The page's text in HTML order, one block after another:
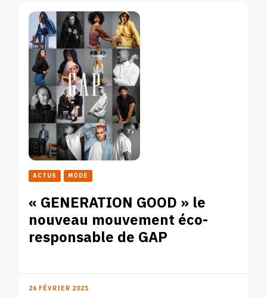
ACTUS MODE
« GENERATION GOOD » le
nouveau mouvement éco-
responsable de GAP
26 FÉVRIER 2021